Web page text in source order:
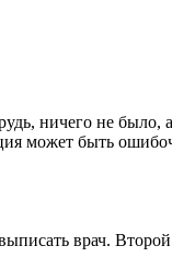
ничего не
может быть
врач. Второй